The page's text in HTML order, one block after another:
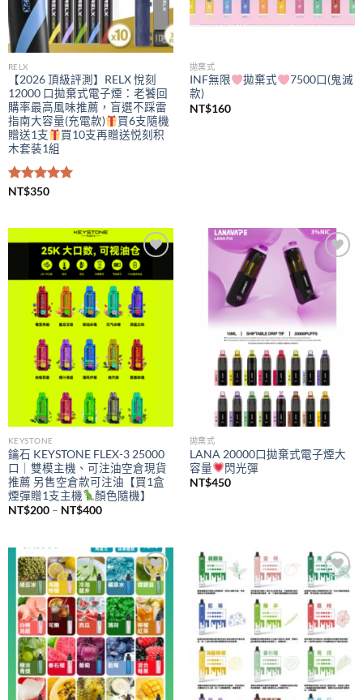
RELX
【2026 頂級評測】RELX 悅刻
12000 口拋棄式電子煙：老饕回
購率最高風味推薦，盲選不踩雷
指南大容量(充電款)
買6支隨機
贈送1支
買10支再贈送悦刻积
木套装1組
評分5.00
NT$350
拋棄式
INF無限 拋棄式
7500口(鬼滅
款)
NT$160
Add to
wishlist
KEYSTONE
鑰石 KEYSTONE FLEX-3 25000
口｜雙模主機、可注油空倉現貨
推薦 另售空倉款可注油【買1盒
煙彈贈1支主機
顏色隨機】
NT$200 – NT$400價
NT$200
到
NT$400
Add to
wishlist
拋棄式
LANA 20000口拋棄式電子煙大
容量
閃光彈
NT$450
Add to
wishlist
Add to